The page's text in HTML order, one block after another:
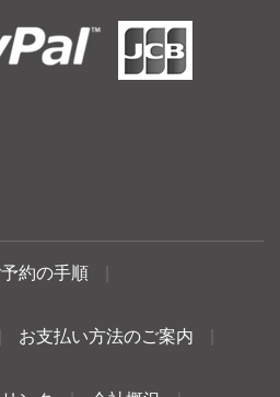
約の手順
お支払い方法のご案内